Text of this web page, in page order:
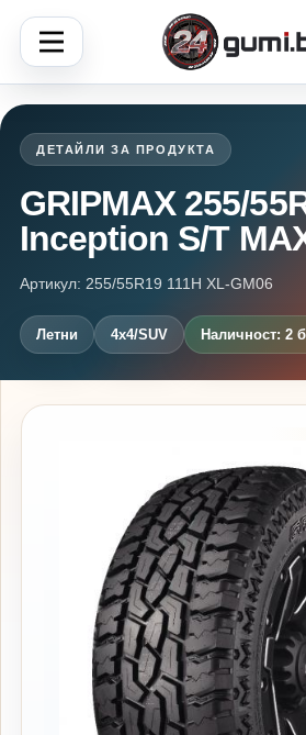
ДЕТАЙЛИ ЗА ПРОДУКТА
GRIPMAX 255/
Inception S/T
Артикул: 255/55R19 111H XL-GM06
Летни 4x4/SUV Наличност: 2